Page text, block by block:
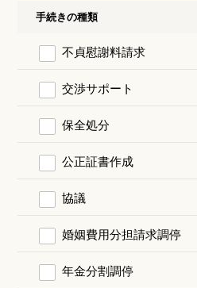
手続きの種類
不貞慰謝料請求
交渉サポート
保全処分
公正証書作成
協議
婚姻費用分担請求調停
年金分割調停